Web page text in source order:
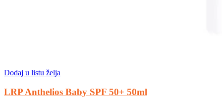
Dodaj u listu želja
LRP Anthelios Baby SPF 50+ 50ml